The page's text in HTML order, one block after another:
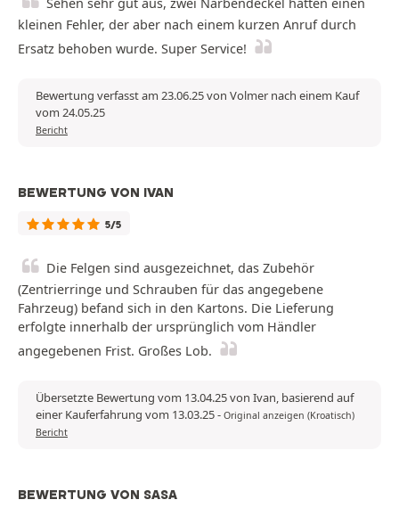
Sehen sehr gut aus, zwei Narbendeckel hatten einen
kleinen Fehler, der aber nach einem kurzen Anruf durch
Ersatz behoben wurde. Super Service!
Bewertung verfasst am 23.06.25 von Volmer nach einem Kauf
vom 24.05.25
Bericht
BEWERTUNG VON IVAN
5/5
Die Felgen sind ausgezeichnet, das Zubehör
(Zentrierringe und Schrauben für das angegebene
Fahrzeug) befand sich in den Kartons. Die Lieferung
erfolgte innerhalb der ursprünglich vom Händler
angegebenen Frist. Großes Lob.
Übersetzte Bewertung vom 13.04.25 von Ivan, basierend auf
einer Kauferfahrung vom 13.03.25- Original anzeigen (Kroatisch)
Bericht
BEWERTUNG VON SASA